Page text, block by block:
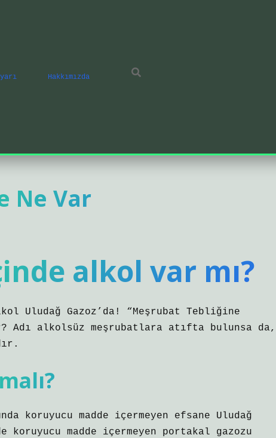
Hakkımızda
Ne Var
alkol var mı?
Uludağ Gazoz’da! “Meşrubat Tebliğine
Adı alkolsüz meşrubatlara atıfta bulunsa da,
koruyucu madde içermeyen efsane Uludağ
madde içermeyen portakal gazozu